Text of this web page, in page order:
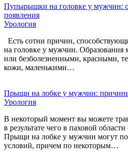
Пупырышки на головке у мужчин:
появления
Урология
Есть сотни причин,
на головке у мужчин. Образования
или безболезненными, красными,
кожи, маленькими…
Прыщи на лобке у мужчин:
Урология
В некоторый момент вы можете
в результате чего в паховой
Прыщи на лобке у мужчин могут
условий, причем по некоторым…